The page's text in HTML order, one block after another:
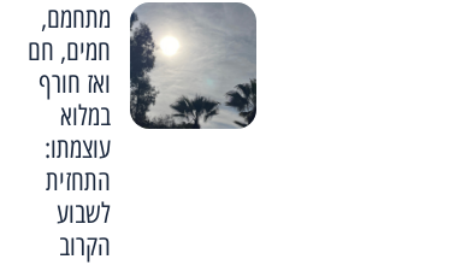
מתחמם,
חמים, חם
ואז חורף
במלוא
עוצמתו:
התחזית
לשבוע
הקרוב